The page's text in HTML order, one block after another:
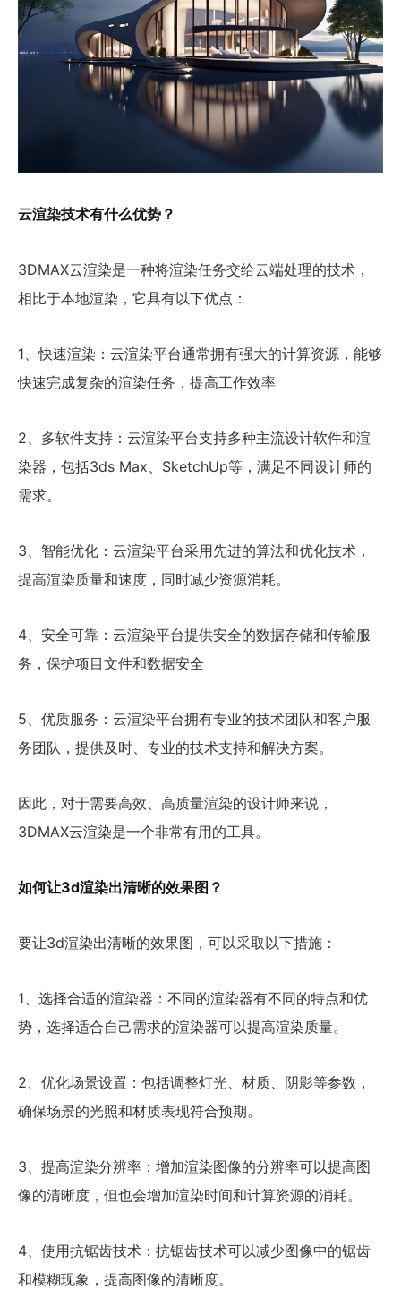
云渲染技术有什么优势？
3DMAX云渲染是一种将渲染任务交给云端处理的技术，
相比于本地渲染，它具有以下优点：
1、快速渲染：云渲染平台通常拥有强大的计算资源，能够
快速完成复杂的渲染任务，提高工作效率
2、多软件支持：云渲染平台支持多种主流设计软件和渲
染器，包括3ds Max、SketchUp等，满足不同设计师的
需求。
3、智能优化：云渲染平台采用先进的算法和优化技术，
提高渲染质量和速度，同时减少资源消耗。
4、安全可靠：云渲染平台提供安全的数据存储和传输服
务，保护项目文件和数据安全
5、优质服务：云渲染平台拥有专业的技术团队和客户服
务团队，提供及时、专业的技术支持和解决方案。
因此，对于需要高效、高质量渲染的设计师来说，
3DMAX云渲染是一个非常有用的工具。
如何让3d渲染出清晰的效果图？
要让3d渲染出清晰的效果图，可以采取以下措施：
1、选择合适的渲染器：不同的渲染器有不同的特点和优
势，选择适合自己需求的渲染器可以提高渲染质量。
2、优化场景设置：包括调整灯光、材质、阴影等参数，
确保场景的光照和材质表现符合预期。
3、提高渲染分辨率：增加渲染图像的分辨率可以提高图
像的清晰度，但也会增加渲染时间和计算资源的消耗。
4、使用抗锯齿技术：抗锯齿技术可以减少图像中的锯齿
和模糊现象，提高图像的清晰度。